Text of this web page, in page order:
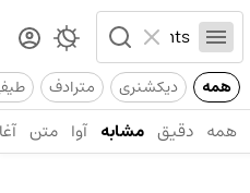
همه دیکشنری مترادف
همه دقیق مشابه آوا متن